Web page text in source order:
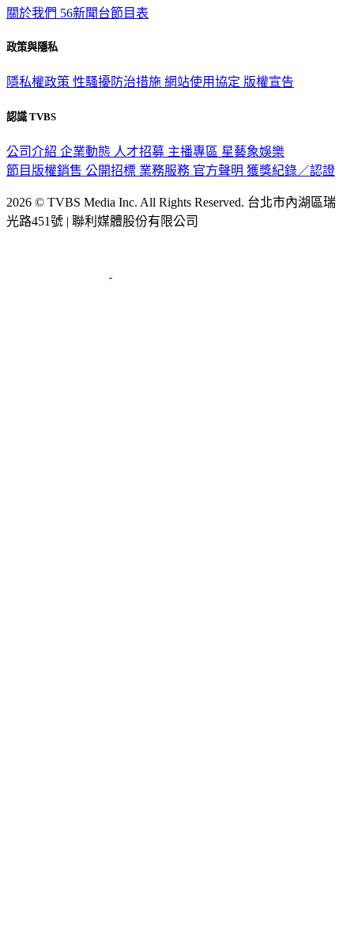
關於我們 56新聞台節目表
政策與隱私
隱私權政策 性騷擾防治措施 網站使用協定 版權宣告
認識 TVBS
公司介紹 企業動態 人才招募 主播專區 星藝象娛樂
節目版權銷售 公開招標 業務服務 官方聲明 獲獎紀錄／認證
2026 © TVBS Media Inc. All Rights Reserved. 台北市內湖區瑞
光路451號 | 聯利媒體股份有限公司